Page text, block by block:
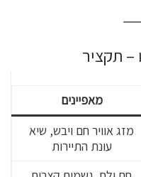
– תקציר
מאפיינים
מזג אוויר חם ויבש, שיא
עונת התיירות